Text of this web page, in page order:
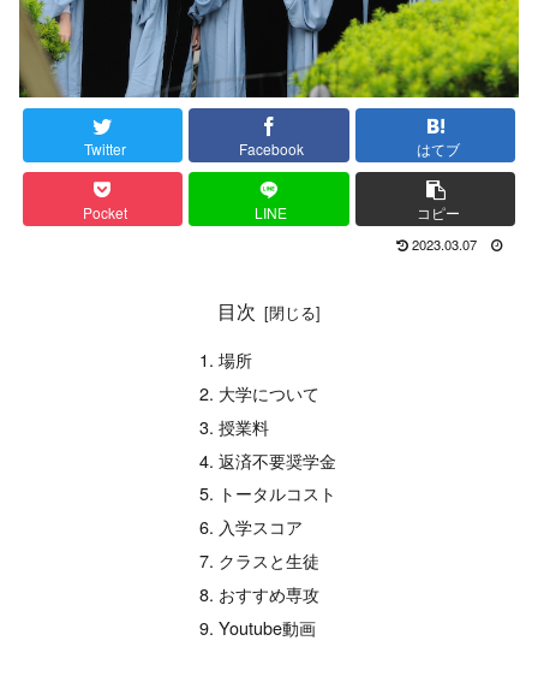
Twitter Facebook はてブ
Pocket LINE コピー
2023.03.07
目次
場所
大学について
授業料
返済不要奨学金
トータルコスト
入学スコア
クラスと生徒
おすすめ専攻
Youtube動画